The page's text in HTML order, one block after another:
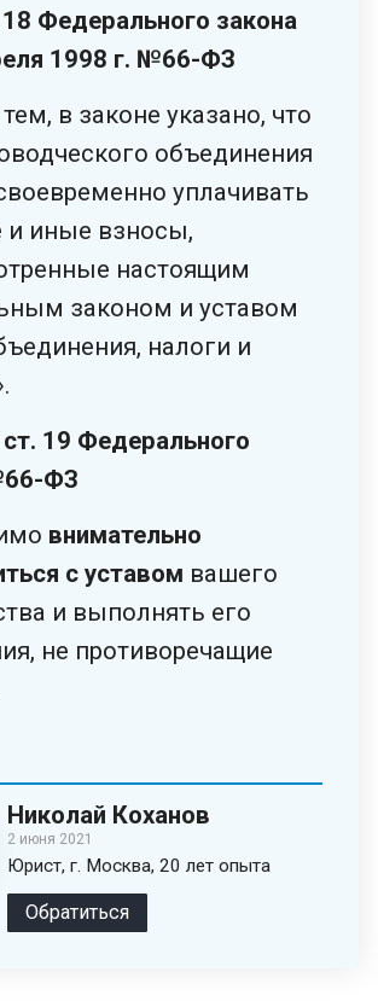
Федерального закона
1998 г. №66-ФЗ
в законе указано, что
объединения
уплачивать
и иные взносы,
настоящим
законом и уставом
налоги и
19 Федерального
ФЗ
внимательно
с уставом вашего
и выполнять его
не противоречащие
Николай Коханов
2 июня 2021
Юрист, г. Москва, 20 лет опыта
Обратиться